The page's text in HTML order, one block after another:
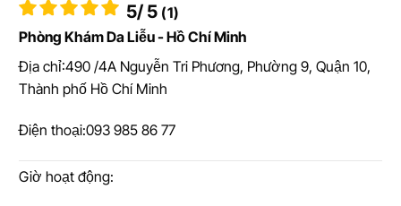
5/ 5 (1)
Phòng Khám Da Liễu - Hồ Chí Minh
Địa chỉ:490 /4A Nguyễn Tri Phương, Phường 9, Quận 10,
Thành phố Hồ Chí Minh
Điện thoại:093 985 86 77
Giờ hoạt động: